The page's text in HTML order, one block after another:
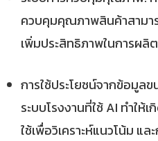
ควบคุมคุณภาพสินค้าสาม
เพิ่มประสิทธิภาพในการผลิต
การใช้ประโยชน์จากข้อมูล
ระบบโรงงานที่ใช้ AI ทำใ
ใช้เพื่อวิเคราะห์แนวโน้ม แ